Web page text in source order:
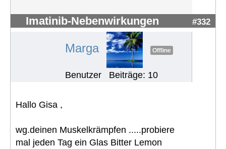
Imatinib-Nebenwirkungen #332
Marga Offline
Benutzer Beiträge: 10
Hallo Gisa ,
wg.deinen Muskelkrämpfen .....probiere
mal jeden Tag ein Glas Bitter Lemon